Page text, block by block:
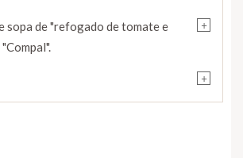
+
sopa de "refogado de tomate e
+